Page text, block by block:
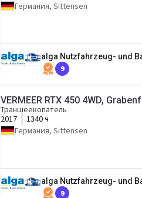
Германия, Sittensen
alga Nutzfahrzeug- und
9
VERMEER RTX 450 4WD,
Траншеекопатель
2017
1340 ч
Германия, Sittensen
alga Nutzfahrzeug- und
9